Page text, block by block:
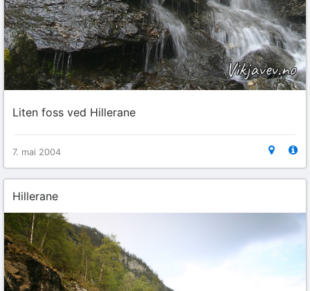
Liten foss ved Hillerane
7. mai 2004
Hillerane